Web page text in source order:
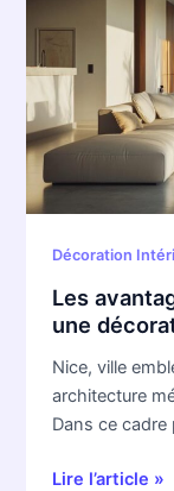
Décoration
Les
une
Nice, ville
architecture
Dans ce cadre
ciré
à
Nice
pour
une
décoration
moderne
élégante
Lire l’article »